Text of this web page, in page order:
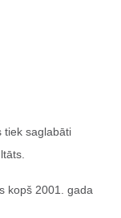
tiek saglabāti
kopš 2001. gada